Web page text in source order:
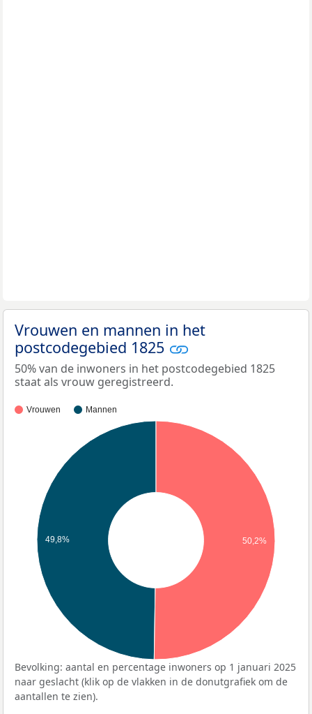
Vrouwen en mannen in het
postcodegebied 1825
50% van de inwoners in het postcodegebied 1825
staat als vrouw geregistreerd.
Vrouwen Mannen
49,8% 50,2%
Bevolking: aantal en percentage inwoners op 1 januari 2025
naar geslacht (klik op de vlakken in de donutgrafiek om de
aantallen te zien).